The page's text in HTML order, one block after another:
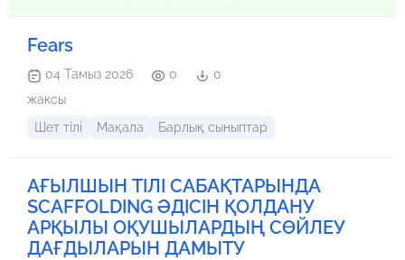
Fears
04 Тамыз 2026 0
0
жаксы
Шет тілі
Мақала Барлық сыныптар
АҒЫЛШЫН ТІЛІ САБАҚТАРЫНДА
SCAFFOLDING ӘДІСІН ҚОЛДАНУ
АРҚЫЛЫ ОҚУШЫЛАРДЫҢ СӨЙЛЕУ
ДАҒДЫЛАРЫН ДАМЫТУ